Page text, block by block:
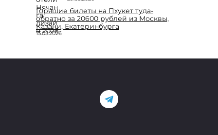
Горящие билеты на Пхукет туда-
обратно за 20600 рублей из Москвы,
Казани, Екатеринбурга
15.05.2026